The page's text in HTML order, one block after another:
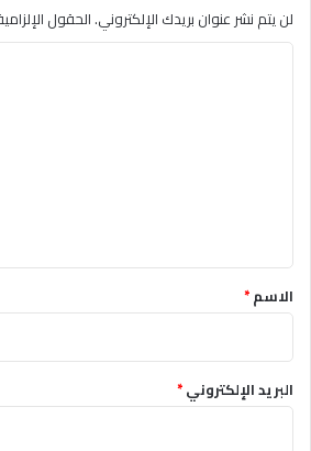
لن يتم نشر عنوان بريدك الإلكتروني.الحقول
*الاسم*
البريد الإلكتروني*